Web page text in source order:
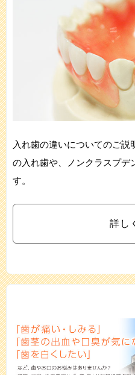
入れ歯の違いについてのご
の入れ歯や、ノンクラスプデ
す。
詳し